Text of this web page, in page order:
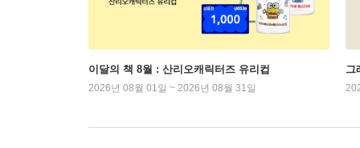
이달의 책 8월 : 산리오캐릭터즈 유리컵
2026년 08월 01일 ~ 2026년 08월 31일
그